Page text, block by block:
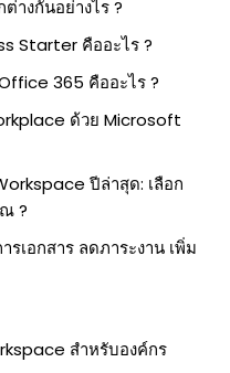
างกันอย่างไร ?
Starter คืออะไร ?
365 คืออะไร ?
ด้วย Microsoft
ปีล่าสุด: เลือก
?
เอกสาร ลดภาระงาน เพิ่ม
สำหรับองค์กร